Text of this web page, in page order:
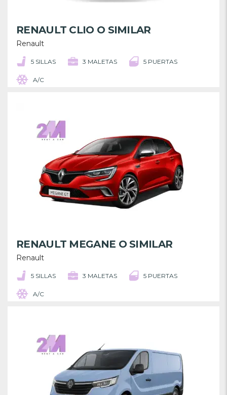
RENAULT CLIO O SIMILAR
Renault
5 SILLAS 3 MALETAS 5 PUERTAS
A/C
RENAULT MEGANE O SIMILAR
Renault
5 SILLAS 3 MALETAS 5 PUERTAS
A/C